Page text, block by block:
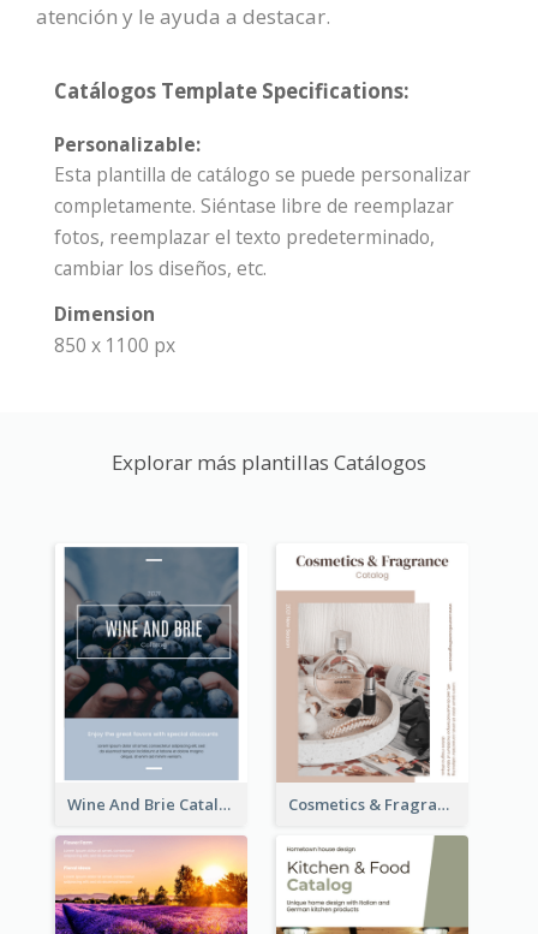
atención y le ayuda a destacar.
Catálogos Template Specifications:
Personalizable:
Esta plantilla de catálogo se puede personalizar
completamente. Siéntase libre de reemplazar
fotos, reemplazar el texto predeterminado,
cambiar los diseños, etc.
Dimension
850 x 1100 px
Explorar más plantillas Catálogos
Wine And Brie Catalog Cosmetics & Fragrance Catalog